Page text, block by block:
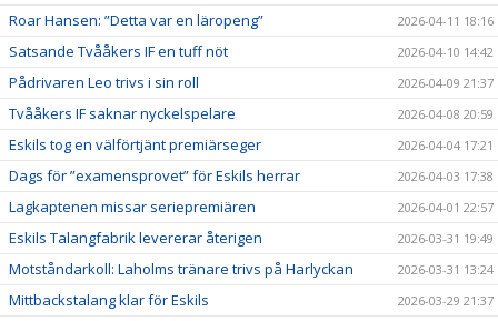
Roar Hansen: ”Detta var en läropeng” 2026-04-11 18:16
Satsande Tvååkers IF en tuff nöt 2026-04-10 14:42
Pådrivaren Leo trivs i sin roll 2026-04-09 21:37
Tvååkers IF saknar nyckelspelare 2026-04-08 20:59
Eskils tog en välförtjänt premiärseger 2026-04-04 17:21
Dags för ”examensprovet” för Eskils herrar 2026-04-03 17:38
Lagkaptenen missar seriepremiären 2026-04-01 22:57
Eskils Talangfabrik levererar återigen 2026-03-31 19:49
Motståndarkoll: Laholms tränare trivs på Harlyckan 2026-03-31 13:24
Mittbackstalang klar för Eskils 2026-03-29 21:37